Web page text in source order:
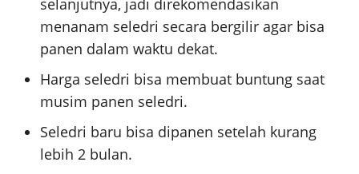
selanjutnya, jadi direkomendasikan
menanam seledri secara bergilir agar bisa
panen dalam waktu dekat.
Harga seledri bisa membuat buntung saat
musim panen seledri.
Seledri baru bisa dipanen setelah kurang
lebih 2 bulan.